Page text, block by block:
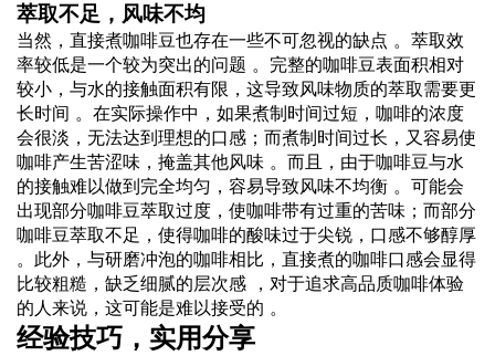
萃取不足，风味不均
当然，直接煮咖啡豆也存在一些不可忽视的缺点 。萃取效
率较低是一个较为突出的问题 。完整的咖啡豆表面积相对
较小，与水的接触面积有限，这导致风味物质的萃取需要更
长时间 。在实际操作中，如果煮制时间过短，咖啡的浓度
会很淡，无法达到理想的口感；而煮制时间过长，又容易使
咖啡产生苦涩味，掩盖其他风味 。而且，由于咖啡豆与水
的接触难以做到完全均匀，容易导致风味不均衡 。可能会
出现部分咖啡豆萃取过度，使咖啡带有过重的苦味；而部分
咖啡豆萃取不足，使得咖啡的酸味过于尖锐，口感不够醇厚
。此外，与研磨冲泡的咖啡相比，直接煮的咖啡口感会显得
比较粗糙，缺乏细腻的层次感 ，对于追求高品质咖啡体验
的人来说，这可能是难以接受的 。
经验技巧，实用分享